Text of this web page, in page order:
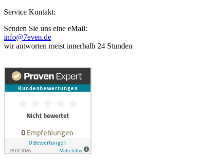
Service Kontakt:
Senden Sie uns eine eMail:
info@7even.de
wir antworten meist innerhalb 24 Stunden